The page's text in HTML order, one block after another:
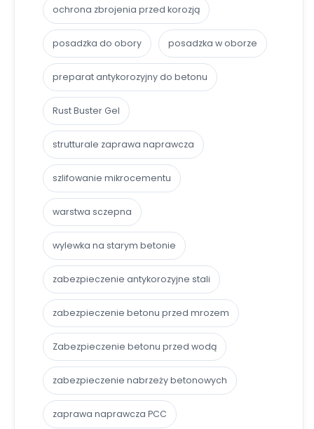
ochrona zbrojenia przed korozją
posadzka do obory posadzka w oborze
preparat antykorozyjny do betonu
Rust Buster Gel
strutturale zaprawa naprawcza
szlifowanie mikrocementu
warstwa sczepna
wylewka na starym betonie
zabezpieczenie antykorozyjne stali
zabezpieczenie betonu przed mrozem
Zabezpieczenie betonu przed wodą
zabezpieczenie nabrzeży betonowych
zaprawa naprawcza PCC